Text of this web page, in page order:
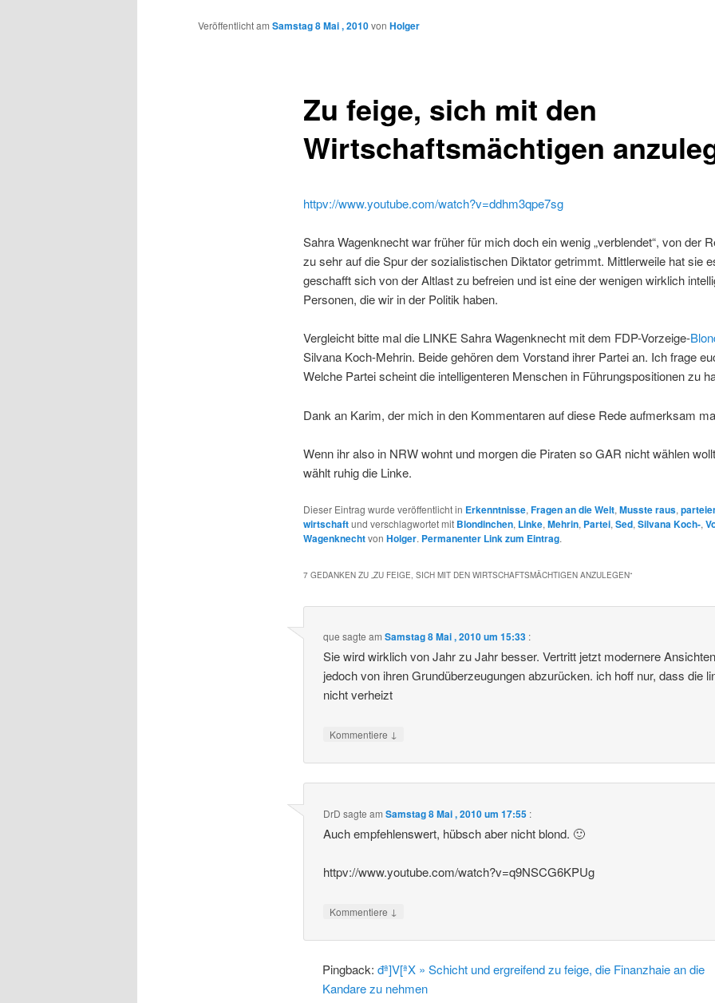
Inhalt
Zu feige, sich mit den
Wirtschaftsmächtigen
Veröffentlicht am Samstag 8 Mai , 2010von Holger
httpv://www.youtube.com/watch?v=ddhm3qpe7sg
Sahra Wagenknecht war früher für mich doch ein wenig „verblendet“, von der
zu sehr auf die Spur der sozialistischen Diktator getrimmt. Mittlerweile hat sie
geschafft sich von der Altlast zu befreien und ist eine der wenigen wirklich
Personen, die wir in der Politik haben.
Vergleicht bitte mal die LINKE Sahra Wagenknecht mit dem FDP-Vorzeige-
Silvana Koch-Mehrin. Beide gehören dem Vorstand ihrer Partei an. Ich frage
Welche Partei scheint die intelligenteren Menschen in Führungspositionen zu
Dank an Karim, der mich in den Kommentaren auf diese Rede aufmerksam
Wenn ihr also in NRW wohnt und morgen die Piraten so GAR nicht wählen
wählt ruhig die Linke.
Dieser Eintrag wurde veröffentlicht in Erkenntnisse, Fragen an die Welt, Musste raus,
wirtschaftund verschlagwortet mit Blondinchen, Linke, Mehrin, Partei, Sed, Silvana Koch-,
Wagenknechtvon Holger. Permanenter Link zum Eintrag.
7 GEDANKEN ZU „ZU FEIGE, SICH MIT DEN WIRTSCHAFTSMÄCHTIGEN ANZULEGEN“
que sagte amSamstag 8 Mai , 2010 um 15:33 :
Sie wird wirklich von Jahr zu Jahr besser. Vertritt jetzt modernere
jedoch von ihren Grundüberzeugungen abzurücken. ich hoff nur, dass die
nicht verheizt
Kommentiere ↓
DrD sagte amSamstag 8 Mai , 2010 um 17:55 :
Auch empfehlenswert, hübsch aber nicht blond. 🙂
httpv://www.youtube.com/watch?v=q9NSCG6KPUg
Kommentiere ↓
Pingback:đª]V[ªX » Schicht und ergreifend zu feige, die Finanzhaie an die
Kandare zu nehmen